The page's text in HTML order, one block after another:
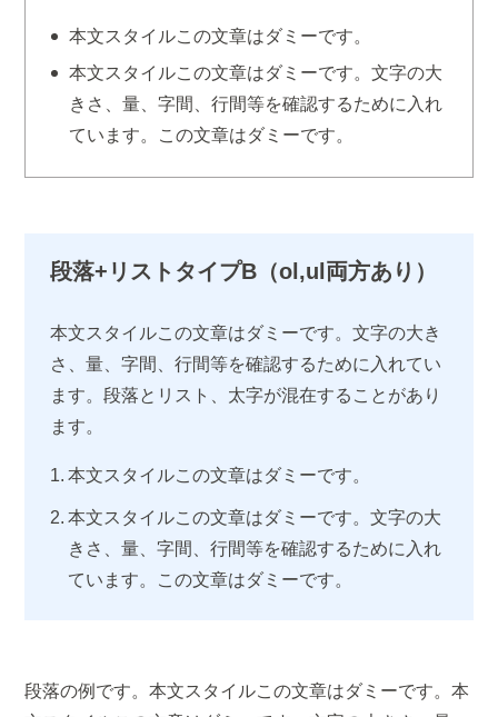
本文スタイルこの文章はダミーです。
本文スタイルこの文章はダミーです。文字の大
きさ、量、字間、行間等を確認するために入れ
ています。この文章はダミーです。
段落+リストタイプB（ol,ul両方あり）
本文スタイルこの文章はダミーです。文字の大き
さ、量、字間、行間等を確認するために入れてい
ます。段落とリスト、太字が混在することがあり
ます。
本文スタイルこの文章はダミーです。
本文スタイルこの文章はダミーです。文字の大
きさ、量、字間、行間等を確認するために入れ
ています。この文章はダミーです。
段落の例です。本文スタイルこの文章はダミーです。本